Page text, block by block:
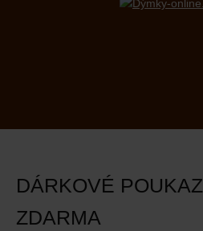
DÁRKOVÉ
ZDARMA